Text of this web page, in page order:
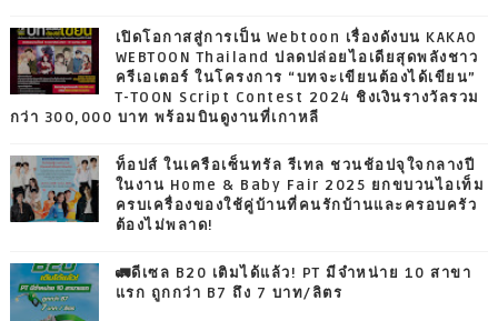
เปิดโอกาสสู่การเป็น Webtoon เรื่องดังบน KAKAO
WEBTOON Thailand ปลดปล่อยไอเดียสุดพลังชาว
ครีเอเตอร์ ในโครงการ “บทจะเขียนต้องได้เขียน”
T-TOON Script Contest 2024 ชิงเงินรางวัลรวม
กว่า 300,000 บาท พร้อมบินดูงานที่เกาหลี
ท็อปส์ ในเครือเซ็นทรัล รีเทล ชวนช้อปจุใจกลางปี
ในงาน Home & Baby Fair 2025 ยกขบวนไอเท็ม
ครบเครื่องของใช้คู่บ้านที่คนรักบ้านและครอบครัว
ต้องไม่พลาด!
🚛ดีเซล B20 เติมได้แล้ว! PT มีจำหน่าย 10 สาขา
แรก ถูกกว่า B7 ถึง 7 บาท/ลิตร